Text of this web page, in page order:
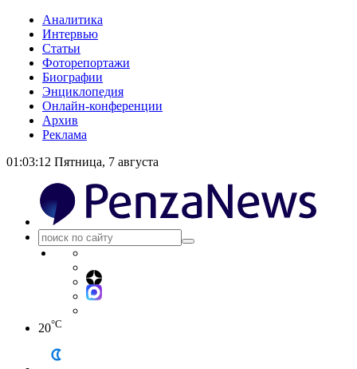
Аналитика
Интервью
Статьи
Фоторепортажи
Биографии
Энциклопедия
Онлайн-конференции
Архив
Реклама
01:03:12 Пятница, 7 августа
20°C